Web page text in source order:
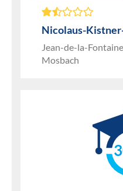
Nicolaus-
Jean-de-la-
Mosbach